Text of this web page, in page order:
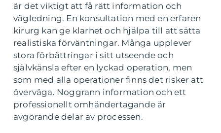
är det viktigt att få rätt information och
vägledning. En konsultation med en erfaren
kirurg kan ge klarhet och hjälpa till att sätta
realistiska förväntningar. Många upplever
stora förbättringar i sitt utseende och
självkänsla efter en lyckad operation, men
som med alla operationer finns det risker att
överväga. Noggrann information och ett
professionellt omhändertagande är
avgörande delar av processen.